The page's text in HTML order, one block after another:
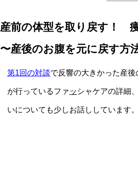
産前の体型を取り戻す！
〜産後のお腹を元に戻す方
第1回の対談で反響の大きかった産
が行っているファッ シャケアの詳細
いについても少しお話ししています。